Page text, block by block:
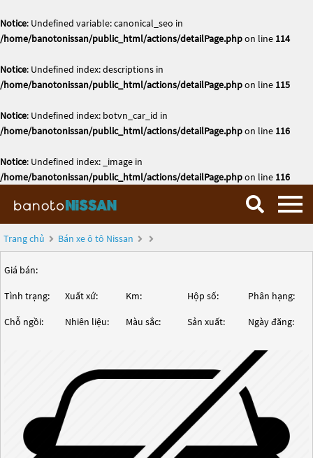
Notice: Undefined variable: canonical_seo in
/home/banotonissan/public_html/actions/detailPage.phpon line 114
Notice: Undefined index: descriptions in
/home/banotonissan/public_html/actions/detailPage.phpon line 115
Notice: Undefined index: botvn_car_id in
/home/banotonissan/public_html/actions/detailPage.phpon line 116
Notice: Undefined index: _image in
/home/banotonissan/public_html/actions/detailPage.phpon line 116
Trang chủ Bán xe ô tô Nissan
Giá bán:
Tình trạng: Xuất xứ: Km: Hộp số: Phân hạng:
Chỗ ngồi: Nhiên liệu: Màu sắc: Sản xuất: Ngày đăng: